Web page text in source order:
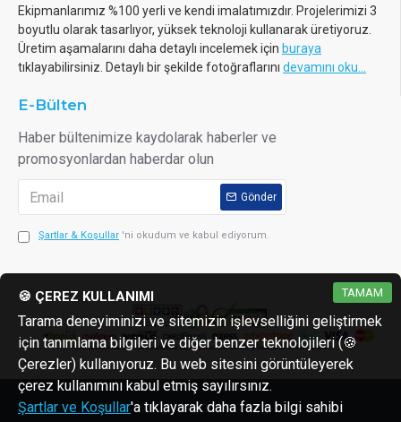
Ekipmanlarımız %100 yerli ve kendi imalatımızdır. Projelerimizi 3
boyutlu olarak tasarlıyor, yüksek teknoloji kullanarak üretiyoruz.
Üretim aşamalarını daha detaylı incelemek için buraya
tıklayabilirsiniz. Detaylı bir şekilde fotoğraflarını devamını oku...
E-Bülten
Haber bültenimize kaydolarak haberler ve
promosyonlardan haberdar olun
Gönder
Şartlar & Koşullar 'ni okudum ve kabul ediyorum.
Copyright © 2013 - 2026 reaktorler.com
TAMAM
🍪 ÇEREZ KULLANIMI
Tarama deneyiminizi ve sitemizin işlevselliğini geliştirmek
için tanımlama bilgileri ve diğer benzer teknolojileri (🍪
Çerezler) kullanıyoruz. Bu web sitesini görüntüleyerek
çerez kullanımını kabul etmiş sayılırsınız.
Şartlar ve Koşullar'a tıklayarak daha fazla bilgi sahibi